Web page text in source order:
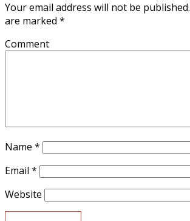
Your email address will not be published.
are marked *
Comment
Name *
Email *
Website